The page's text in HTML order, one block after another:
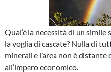
Qual’è la necessità di un simile
la voglia di cascate? Nulla di
minerali e l’area non è
all’impero economico.